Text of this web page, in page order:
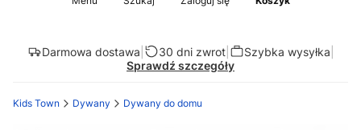
Darmowa dostawa 30 dni zwrot| Szybka wysyłka
Sprawdź szczegóły
Kids Town Dywany Dywany do domu